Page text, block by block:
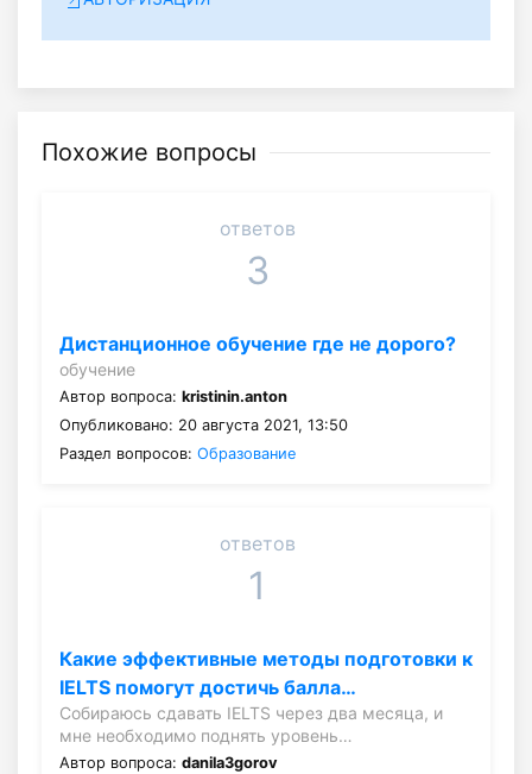
Похожие вопросы
ответов
3
Дистанционное обучение где не дорого?
обучение
Автор вопроса: kristinin.anton
Опубликовано: 20 августа 2021, 13:50
Раздел вопросов: Образование
ответов
1
Какие эффективные методы подготовки к
IELTS помогут достичь балла…
Собираюсь сдавать IELTS через два месяца, и
мне необходимо поднять уровень…
Автор вопроса: danila3gorov